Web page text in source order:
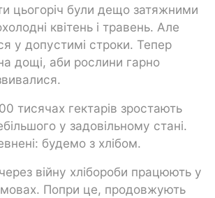
цьогоріч були дещо затяжними
квітень і травень. Але
у допустимі строки. Тепер
дощі, аби рослини гарно
тисячах гектарів зростають
у задовільному стані.
будемо з хлібом.
війну хлібороби працюють у
Попри це, продовжують